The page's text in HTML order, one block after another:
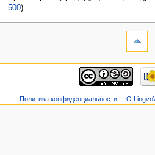
500)
Политика конфиденциальности О